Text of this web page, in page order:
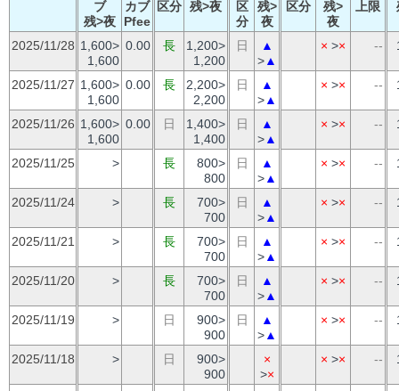
ブ
残>夜
カブ
Pfee
区分 残>夜
区
分
残>
夜
区分
残>
夜
上限
2025/11/28 1,600>
1,600
0.00 長
1,200>
1,200
日
▲
>▲
× >× --
2025/11/27 1,600>
1,600
0.00 長
2,200>
2,200
日
▲
>▲
× >× --
2025/11/26 1,600>
1,600
0.00 日
1,400>
1,400
日
▲
>▲
× >× --
2025/11/25 > 長
800>
800
日
▲
>▲
× >× --
2025/11/24 > 長
700>
700
日
▲
>▲
× >× --
2025/11/21 > 長
700>
700
日
▲
>▲
× >× --
2025/11/20 > 長
700>
700
日
▲
>▲
× >× --
2025/11/19 > 日
900>
900
日
▲
>▲
× >× --
2025/11/18 > 日
900>
900
×
>×
× >× --